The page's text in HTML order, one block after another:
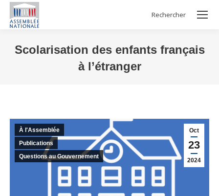
Search:
Rechercher
Scolarisation des enfants français
à l’étranger
Oct
23
2024
À l'Assemblée
Publications
Questions au Gouvernement